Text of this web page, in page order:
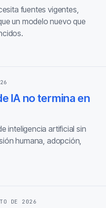
fuentes vigentes,
un modelo nuevo que
IA no termina en
inteligencia artificial sin
humana, adopción,
DE 2026